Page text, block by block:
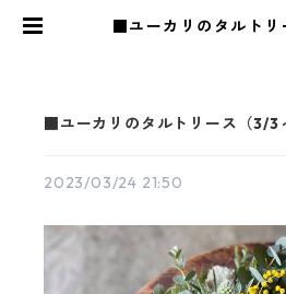
■ユーカリのタルトリ
■ユーカリのタルトリース（3/3
2023/03/24 21:50